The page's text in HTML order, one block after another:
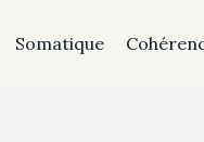
Somatique